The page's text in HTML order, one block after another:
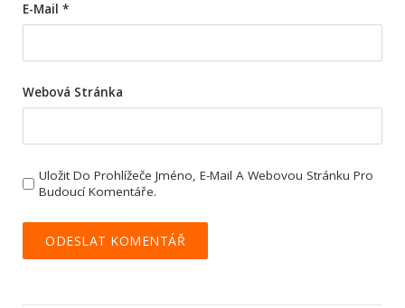
E-Mail *
Webová Stránka
Uložit Do Prohlížeče Jméno, E-Mail A Webovou Stránku Pro
Budoucí Komentáře.